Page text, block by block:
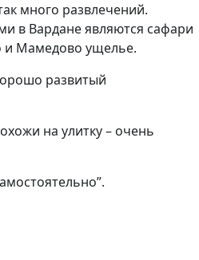
много развлечений.
в Вардане являются сафари
и Мамедово ущелье.
развитый
на улитку – очень